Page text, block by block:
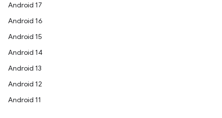
Android 17
Android 16
Android 15
Android 14
Android 13
Android 12
Android 11